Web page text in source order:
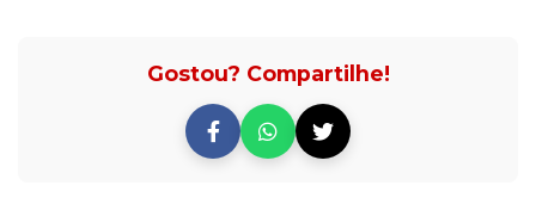
Gostou? Compartilhe!